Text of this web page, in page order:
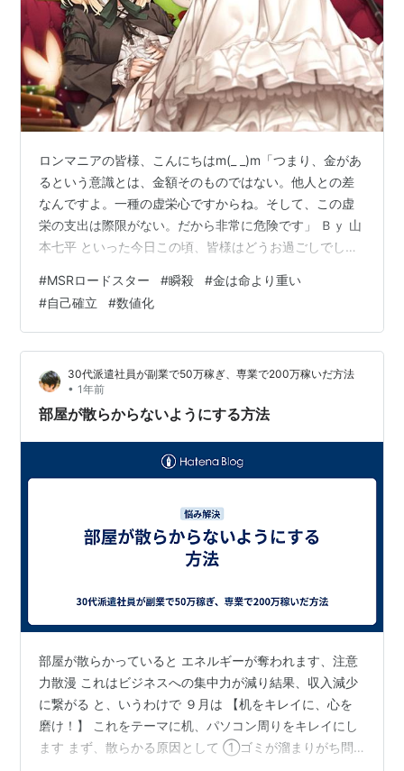
ロンマニアの皆様、こんにちはm(_ _)m「つまり、金があ
るという意識とは、金額そのものではない。他人との差
なんですよ。一種の虚栄心ですからね。そして、この虚
栄の支出は際限がない。だから非常に危険です」 Ｂｙ 山
本七平 といった今日この頃、皆様はどうお過ごしでしょ
は事ある毎にネタにしてるMSRロドスタであるが、ちょ
っとした情報を小耳に挟んだのである。先週から始まっ
た12R＆素MSRの先行予約であるが、12Rに関しては「生
産台数（200台）の25倍の予約が入った」んだそうであ
る(￣Д￣;)でもって前にも言ったように、12Rの予約フォ
ーラムには「…
#MSRロードスター #瞬殺 #金は命より重い
#自己確立 #数値化
30代派遣社員が副業で50万稼ぎ、専業で200万稼いだ方法
• 1年前
部屋が散らからないようにする方法
部屋が散らかっていると エネルギーが奪われます、注意
力散漫 これはビジネスへの集中力が減り結果、収入減少
に繋がる と、いうわけで ９月は 【机をキレイに、心を
磨け！】 これをテーマに机、パソコン周りをキレイにし
ます まず、散らかる原因として ①ゴミが溜まりがち問